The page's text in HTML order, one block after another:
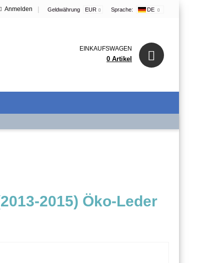
Anmelden | Geldwährung EUR Sprache: DE
EINKAUFSWAGEN
0 Artikel
2015) Öko-Leder